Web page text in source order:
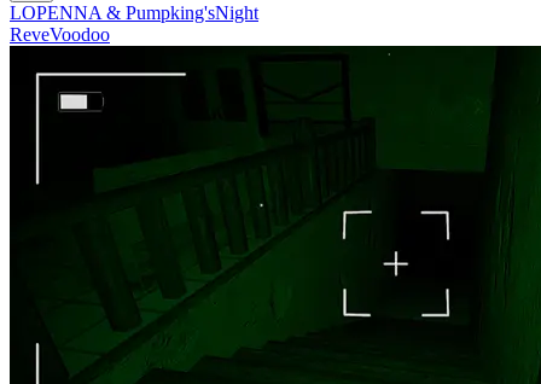
LOPENNA & Pumpking'sNight
ReveVoodoo